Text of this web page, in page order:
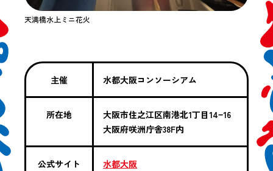
天満橋水上ミニ花火
主催 水都大阪コンソーシアム
所在地
大阪市住之江区南港北1丁目14−16
大阪府咲洲庁舎38F内
公式サイト 水都大阪